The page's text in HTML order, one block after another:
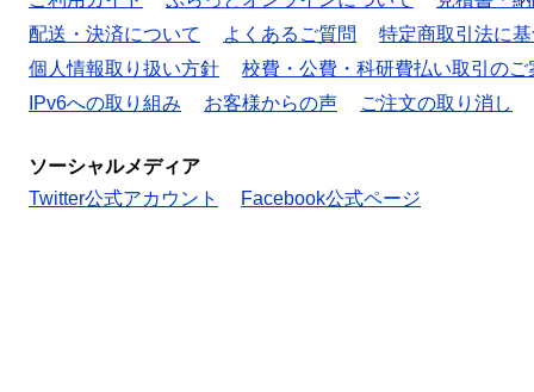
配送・決済について
よくあるご質問
特定商取引法に
個人情報取り扱い方針
校費・公費・科研費払い取引のご
IPv6への取り組み
お客様からの声 ご注文の取り消し
ソーシャルメディア
Twitter公式アカウント
Facebook公式ページ